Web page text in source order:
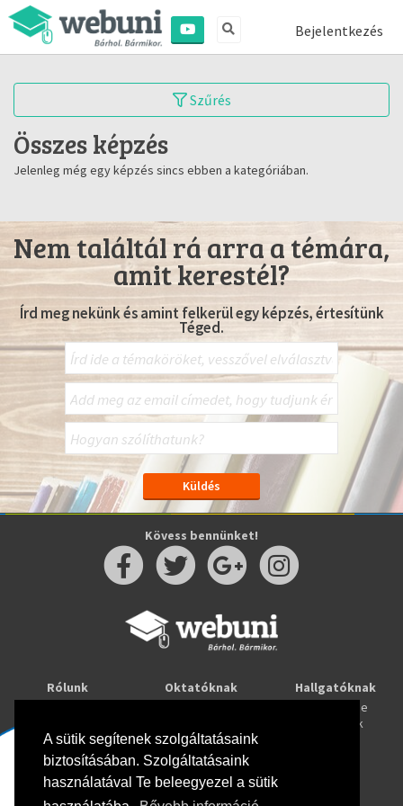
A sütik segítenek szolgáltatásaink
biztosításában. Szolgáltatásaink
használatával Te beleegyezel a sütik
Bejelentkezés
Szűrés
Összes képzés
Jelenleg még egy képzés sincs ebben a kategóriában.
Nem találtál rá arra a témára,
amit kerestél?
Írd meg nekünk és amint felkerül egy képzés, értesítünk
Téged.
Kövess bennünket!
Rólunk
Oktatóknak
Webuni Stúdió
Hallgatóknak
Tanulj online
Képzések
Info
Adatkezelési tájékoztató
ÁSZF